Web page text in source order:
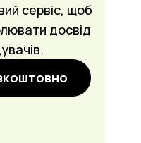
сервіс, щоб
досвід